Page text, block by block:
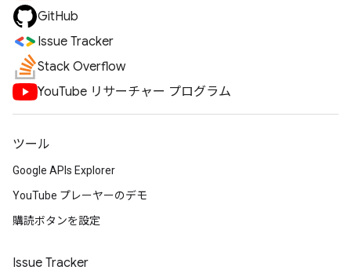
GitHub
Issue Tracker
Stack Overflow
YouTube リサーチャー プログラム
ツール
Google APIs Explorer
YouTube プレーヤーのデモ
購読ボタンを設定
Issue Tracker